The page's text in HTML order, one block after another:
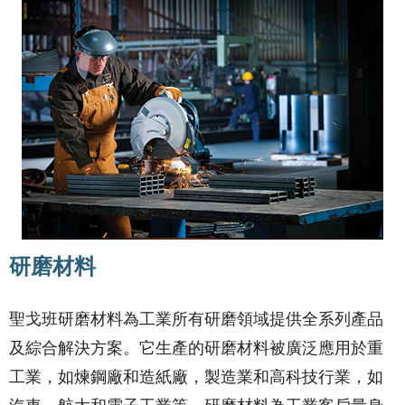
研磨材料
聖戈班研磨材料為工業所有研磨領域提供全系列產品
及綜合解決方案。它生產的研磨材料被廣泛應用於重
工業，如煉鋼廠和造紙廠，製造業和高科技行業，如